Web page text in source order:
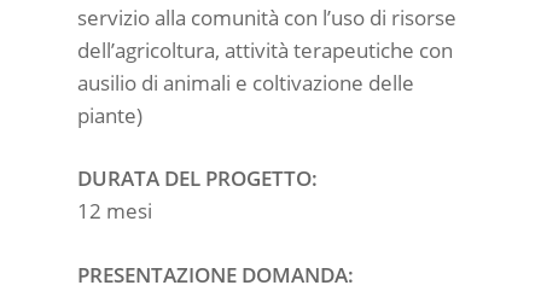
servizio alla comunità con l’uso di risorse
dell’agricoltura, attività terapeutiche con
ausilio di animali e coltivazione delle
piante)
DURATA DEL PROGETTO:
12 mesi
PRESENTAZIONE DOMANDA: